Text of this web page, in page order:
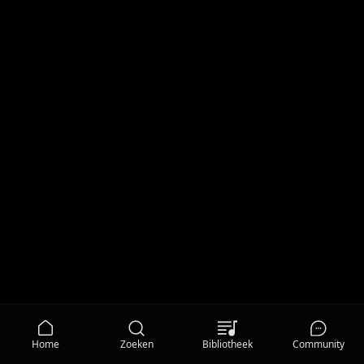
Home Zoeken Bibliotheek Community